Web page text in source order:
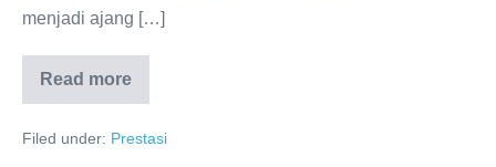
menjadi ajang […]
Read more
SMAN
1
Raih
Filed under: Prestasi